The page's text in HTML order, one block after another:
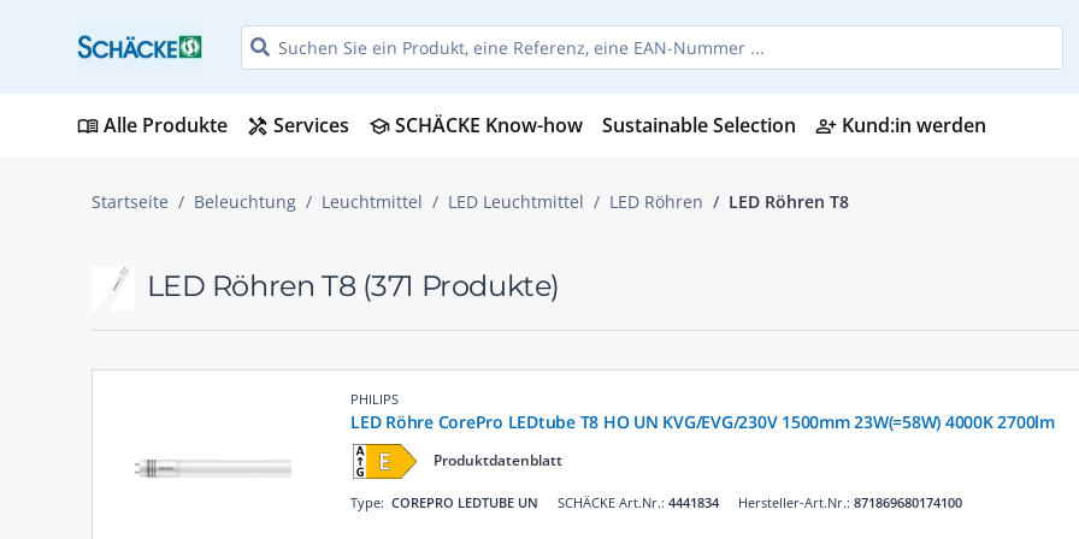
menu_bookAlle Produkte handyman Services schoolSCHÄCKE Know-how Sustainable Selection person_add_alt Kund:in werden
Startseite Beleuchtung Leuchtmittel LED Leuchtmittel LED Röhren LED Röhren T8
LED Röhren T8 (371 Produkte)
PHILIPS
LED Röhre CorePro LEDtube T8 HO UN KVG/EVG/230V 1500mm 23W(=58W) 4000K 2700lm
Produktdatenblatt
SCHÄCKE Art.Nr.: 4441834
Type: COREPRO LEDTUBE UN Hersteller-Art.Nr.: 871869680174100